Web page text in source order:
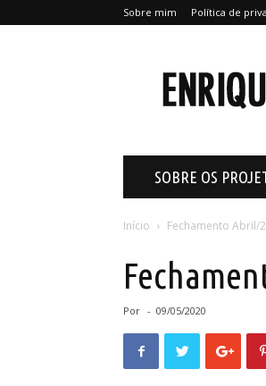
Sobre mim Política de
SOBRE OS
Início Fechamento Abril/
Por - 09/05/2020